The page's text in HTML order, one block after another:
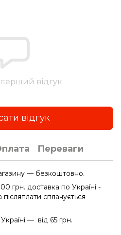
відгук
відгук
Переваги
— безкоштовно.
грн. доставка по Україні -
сплачується
— від 65 грн.